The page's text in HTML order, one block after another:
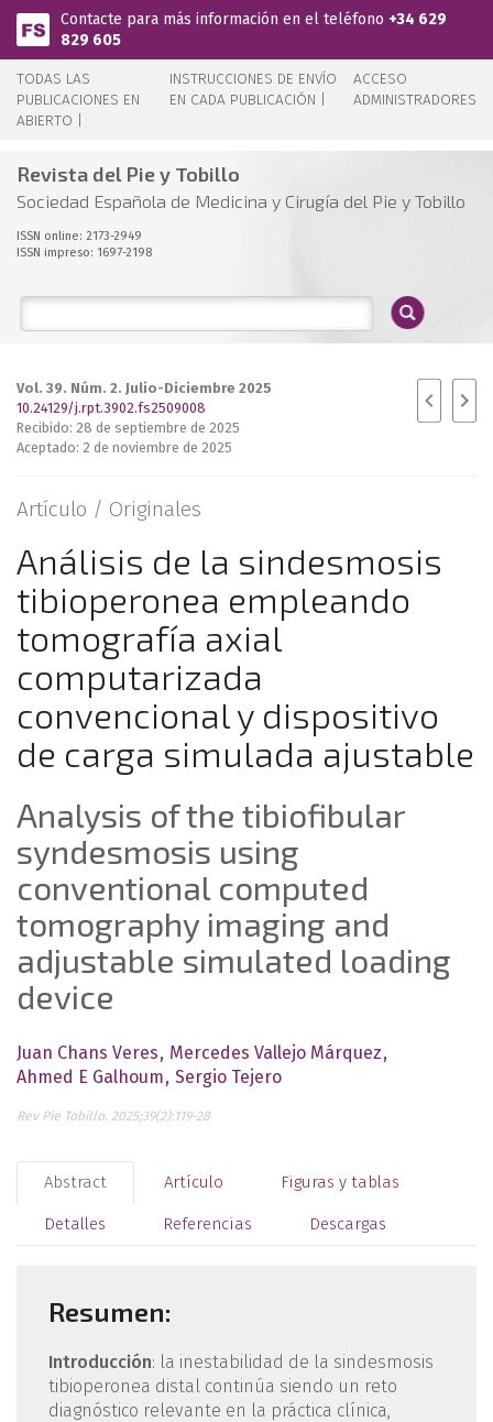
Pasar al contenido principal
Contacte para más información en el teléfono +34 629
829 605
TODAS LAS
PUBLICACIONES EN
ABIERTO |
INSTRUCCIONES DE ENVÍO
EN CADA PUBLICACIÓN |
ACCESO
ADMINISTRADORES
Revista del Pie y Tobillo
Sociedad Española de Medicina y Cirugía del Pie y Tobillo
ISSN online: 2173-2949
ISSN impreso: 1697-2198
Vol. 39. Núm. 2. Julio-Diciembre 2025
10.24129/j.rpt.3902.fs2509008
Recibido: 28 de septiembre de 2025
Aceptado: 2 de noviembre de 2025
Artículo / Originales
Análisis de la sindesmosis
tibioperonea empleando
tomografía axial
computarizada
convencional y dispositivo
de carga simulada ajustable
Analysis of the tibiofibular
syndesmosis using
conventional computed
tomography imaging and
adjustable simulated loading
device
Juan Chans Veres
Mercedes Vallejo Márquez
Ahmed E Galhoum Sergio Tejero
Rev Pie Tobillo. 2025;39(2):119-28
Abstract Artículo Figuras y tablas
Detalles Referencias Descargas
Resumen:
Introducción: la inestabilidad de la sindesmosis
tibioperonea distal continúa siendo un reto
diagnóstico relevante en la práctica clínica,